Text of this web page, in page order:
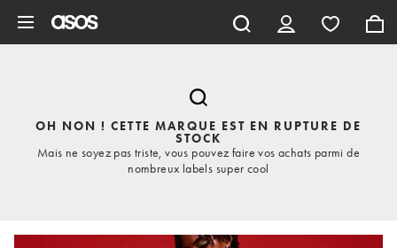
OH NON ! CETTE MARQUE EST EN RUPTURE DE
STOCK
Mais ne soyez pas triste, vous pouvez faire vos achats parmi de
nombreux labels super cool